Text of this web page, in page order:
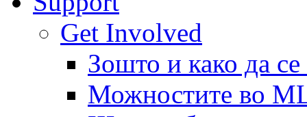
Get Involved
Зошто и како да
Можностите во